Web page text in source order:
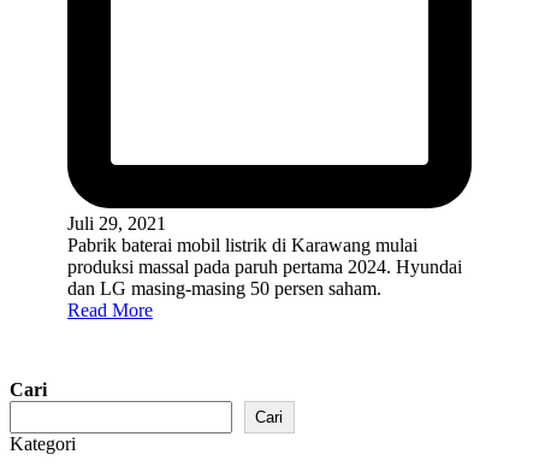
Juli 29, 2021
Pabrik baterai mobil listrik di Karawang mulai
produksi massal pada paruh pertama 2024. Hyundai
dan LG masing-masing 50 persen saham.
Read More
Cari
Cari
Kategori